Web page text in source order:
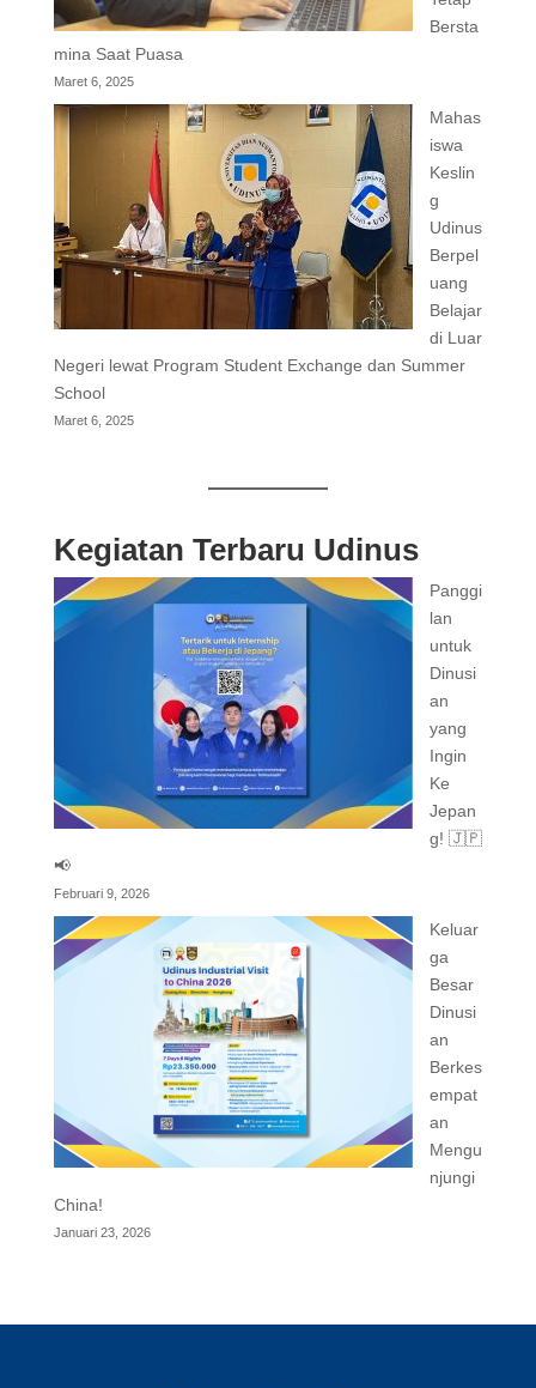
Bersta
mina Saat Puasa
Maret 6, 2025
Mahas
iswa
Keslin
g
Udinus
Berpel
uang
Belajar
di Luar
Negeri lewat Program Student Exchange dan Summer
School
Maret 6, 2025
Kegiatan Terbaru Udinus
Panggi
lan
untuk
Dinusi
an
yang
Ingin
Ke
Jepan
g! 🇯🇵
📢
Februari 9, 2026
Keluar
ga
Besar
Dinusi
an
Berkes
empat
an
Mengu
njungi
China!
Januari 23, 2026